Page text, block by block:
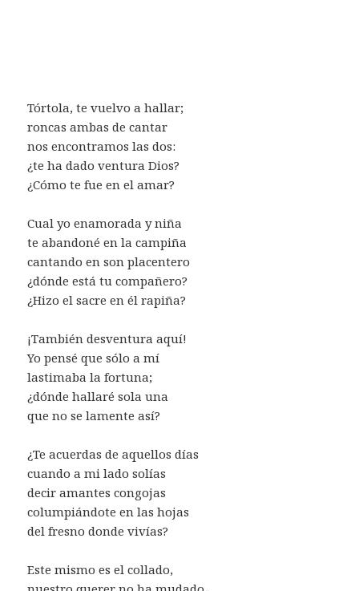
Tórtola, te vuelvo a hallar;
roncas ambas de cantar
nos encontramos las dos:
¿te ha dado ventura Dios?
¿Cómo te fue en el amar?
Cual yo enamorada y niña
te abandoné en la campiña
cantando en son placentero
¿dónde está tu compañero?
¿Hizo el sacre en él rapiña?
¡También desventura aquí!
Yo pensé que sólo a mí
lastimaba la fortuna;
¿dónde hallaré sola una
que no se lamente así?
¿Te acuerdas de aquellos días
cuando a mi lado solías
decir amantes congojas
columpiándote en las hojas
del fresno donde vivías?
Este mismo es el collado,